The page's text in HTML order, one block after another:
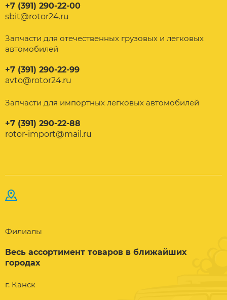
+7 (391) 290-22-00
sbit@rotor24.ru
Запчасти для отечественных грузовых и легковых
автомобилей
+7 (391) 290-22-99
avto@rotor24.ru
Запчасти для импортных легковых автомобилей
+7 (391) 290-22-88
rotor-import@mail.ru
Филиалы
Весь ассортимент товаров в ближайших
городах
г. Канск